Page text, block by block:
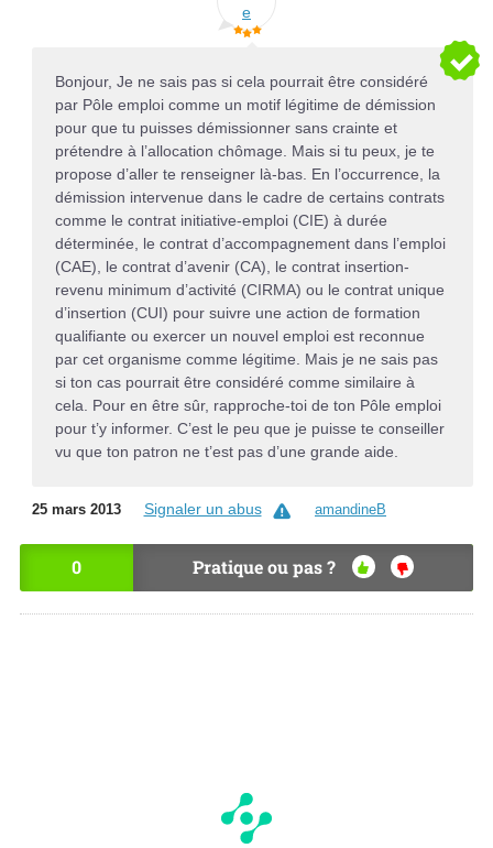
Bonjour, Je ne sais pas si cela pourrait être considéré
par Pôle emploi comme un motif légitime de démission
pour que tu puisses démissionner sans crainte et
prétendre à l’allocation chômage. Mais si tu peux, je te
propose d’aller te renseigner là-bas. En l’occurrence, la
démission intervenue dans le cadre de certains contrats
comme le contrat initiative-emploi (CIE) à durée
déterminée, le contrat d’accompagnement dans l’emploi
(CAE), le contrat d’avenir (CA), le contrat insertion-
revenu minimum d’activité (CIRMA) ou le contrat unique
d’insertion (CUI) pour suivre une action de formation
qualifiante ou exercer un nouvel emploi est reconnue
par cet organisme comme légitime. Mais je ne sais pas
si ton cas pourrait être considéré comme similaire à
cela. Pour en être sûr, rapproche-toi de ton Pôle emploi
pour t’y informer. C’est le peu que je puisse te conseiller
vu que ton patron ne t’est pas d’une grande aide.
25 mars 2013 Signaler un abus amandineB
0 Pratique ou pas ?
OU
I
NO